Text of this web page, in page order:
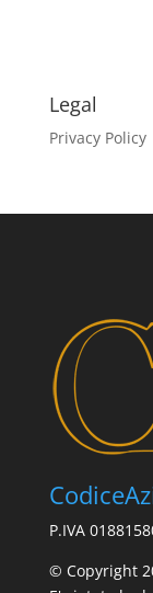
Legal
Privacy Policy
P.IVA
© Copyright